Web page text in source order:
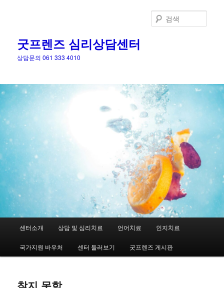
굿프렌즈 심리상담센터
상담문의 061 333 4010
색
뉴
첫
번
두
번
센터소개 상담 및 심리치료 언어치료 인지치료
국가지원 바우처 센터 둘러보기 굿프렌즈 게시판